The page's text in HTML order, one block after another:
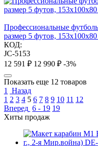
Профессиональные
размер 5 футов,
КОД:
JC-5153
12 591 ₽ 12 990 ₽ -3%
Показать еще 12 товаров
1
Назад
1 2 3 4 5 6 7 8 9 10 11 12
Вперед 6 - 19 19
Хиты продаж